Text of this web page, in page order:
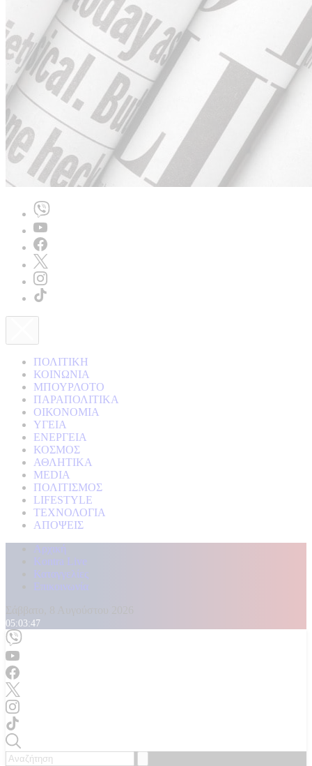
ΠΟΛΙΤΙΚΗ
ΚΟΙΝΩΝΙΑ
ΜΠΟΥΡΛΟΤΟ
ΠΑΡΑΠΟΛΙΤΙΚΑ
ΟΙΚΟΝΟΜΙΑ
ΥΓΕΙΑ
ΕΝΕΡΓΕΙΑ
ΚΟΣΜΟΣ
ΑΘΛΗΤΙΚΑ
MEDIA
ΠΟΛΙΤΙΣΜΟΣ
LIFESTYLE
ΤΕΧΝΟΛΟΓΙΑ
ΑΠΟΨΕΙΣ
Αρχική
Kontra Live
Καταγγελίες
Επικοινωνία
05:03:48